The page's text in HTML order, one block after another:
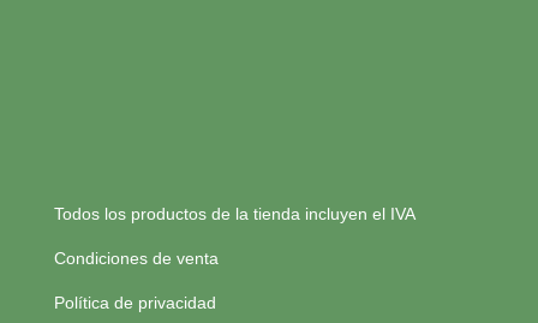
Todos los productos de la tienda incluyen el IVA
Condiciones de venta
Política de privacidad